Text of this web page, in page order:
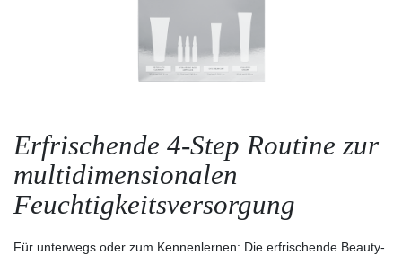
Erfrischende 4-Step Routine zur
multidimensionalen
Feuchtigkeitsversorgung
Für unterwegs oder zum Kennenlernen: Die erfrischende Beauty-